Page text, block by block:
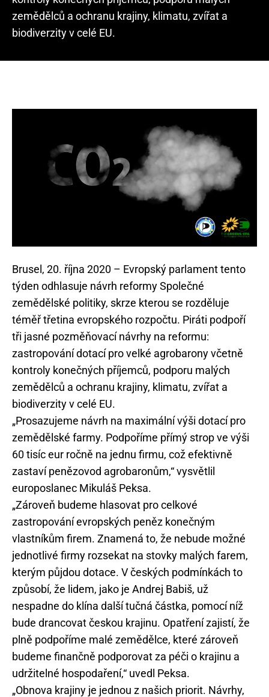
zemědělců a ochranu krajiny, klimatu, zvířat a
biodiverzity v celé EU.
Brusel, 20. října 2020 – Evropský parlament tento
týden odhlasuje návrh reformy Společné
zemědělské politiky, skrze kterou se rozděluje
téměř třetina evropského rozpočtu. Piráti podpoří
tři jasné pozměňovací návrhy na reformu:
zastropování dotací pro velké agrobarony včetně
kontroly konečných příjemců, podporu malých
zemědělců a ochranu krajiny, klimatu, zvířat a
biodiverzity v celé EU.
„Prosazujeme návrh na maximální výši dotací pro
zemědělské farmy. Podpoříme přímý strop ve výši
60 tisíc eur ročně na jednu firmu, což efektivně
zastaví penězovod agrobaronům,“ vysvětlil
europoslanec Mikuláš Peksa.
„Zároveň budeme hlasovat pro celkové
zastropování evropských peněz konečným
vlastníkům firem. Znamená to, že nebude možné
jednotlivé firmy rozsekat na stovky malých farem,
kterým půjdou dotace. V českých podmínkách to
způsobí, že lidem, jako je Andrej Babiš, už
nespadne do klína další tučná částka, pomocí níž
bude drancovat českou krajinu. Opatření zajistí, že
plně podpoříme malé zemědělce, které zároveň
budeme finančně podporovat za péči o krajinu a
udržitelné hospodaření,“ uvedl Peksa.
„Obnova krajiny je jednou z našich priorit. Návrhy,